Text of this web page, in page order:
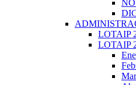
LOTAIP
LOTAIP